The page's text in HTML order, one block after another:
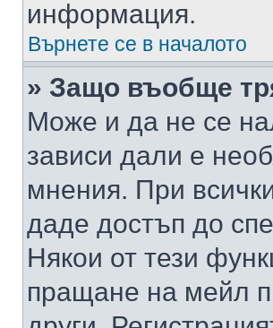
информация.
Върнете се в началото
» Защо въобще
Може и да не се
зависи дали е
мнения. При
даде достъп до
Някои от тези
пращане на мейл